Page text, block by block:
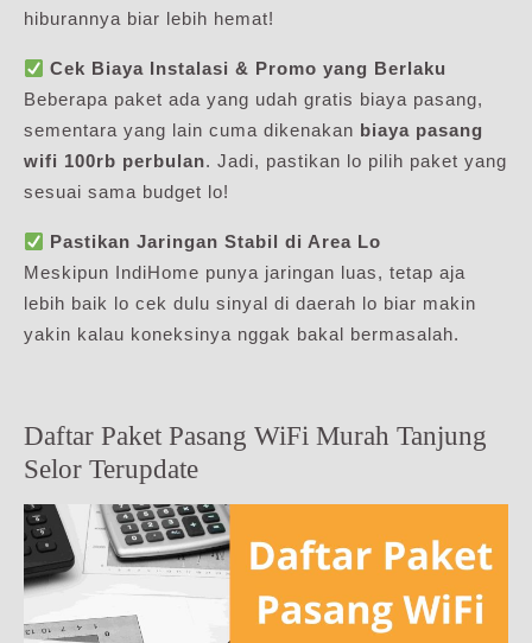
hiburannya biar lebih hemat!
Cek Biaya Instalasi & Promo yang Berlaku
Beberapa paket ada yang udah gratis biaya pasang,
sementara yang lain cuma dikenakan biaya pasang
wifi 100rb perbulan. Jadi, pastikan lo pilih paket yang
sesuai sama budget lo!
Pastikan Jaringan Stabil di Area Lo
Meskipun IndiHome punya jaringan luas, tetap aja
lebih baik lo cek dulu sinyal di daerah lo biar makin
yakin kalau koneksinya nggak bakal bermasalah.
Daftar Paket Pasang WiFi Murah Tanjung
Selor Terupdate